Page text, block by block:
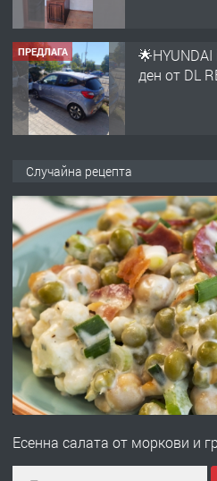
ден от DL
ПРЕДЛАГА
за
ПРЕДЛАГА Дава под
Случайна рецепта
Есенна салата от моркови и